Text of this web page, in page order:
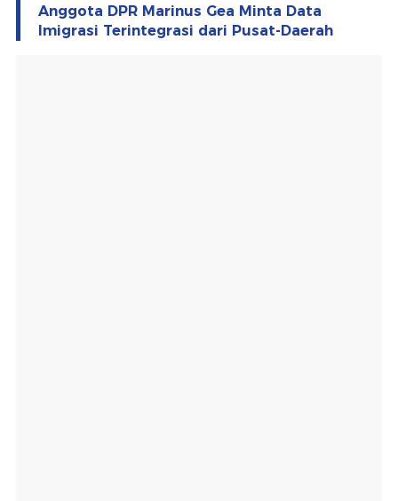
Anggota DPR Marinus Gea Minta Data
Imigrasi Terintegrasi dari Pusat-Daerah